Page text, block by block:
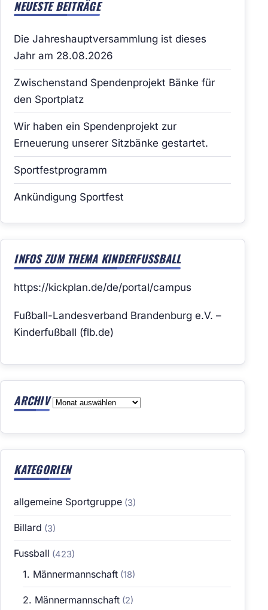
NEUESTE BEITRÄGE
Die Jahreshauptversammlung ist dieses
Jahr am 28.08.2026
Zwischenstand Spendenprojekt Bänke für
den Sportplatz
Wir haben ein Spendenprojekt zur
Erneuerung unserer Sitzbänke gestartet.
Sportfestprogramm
Ankündigung Sportfest
INFOS ZUM THEMA KINDERFUSSBALL
https://kickplan.de/de/portal/campus
Fußball-Landesverband Brandenburg e.V. –
Kinderfußball (flb.de)
ARCHIV Archiv
KATEGORIEN
allgemeine Sportgruppe (3)
Billard (3)
Fussball (423)
1. Männermannschaft(18)
2. Männermannschaft(2)